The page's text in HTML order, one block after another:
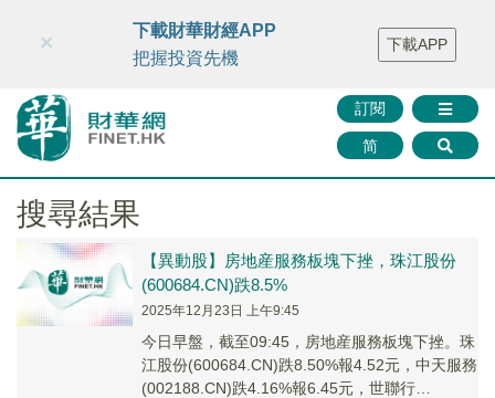
財華智庫網 FINTV FINMETA 財華證券 媒體矩陣
智庫沙龍
聯絡我們
訂閱
简
×
下載財華財經APP
把握投資先機
下載APP
搜尋結果
【異動股】房地産服務板塊下挫，珠江股份
(600684.CN)跌8.5%
2025年12月23日 上午9:45
今日早盤，截至09:45，房地産服務板塊下挫。珠
江股份(600684.CN)跌8.50%報4.52元，中天服務
(002188.CN)跌4.16%報6.45元，世聯行